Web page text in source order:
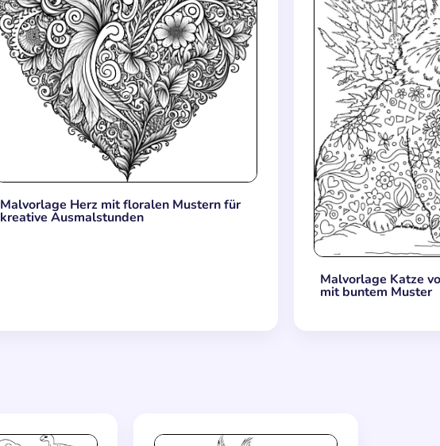
Malvorlage Herz mit floralen Mustern für
kreative Ausmalstunden
Malvorlage Katze
mit buntem Muster